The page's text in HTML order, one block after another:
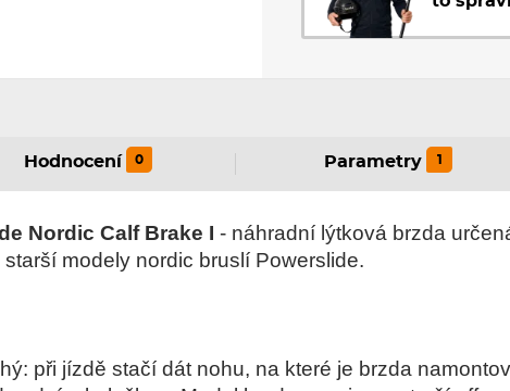
Hodnocení 0 Parametry 1
Nordic Calf Brake I - náhradní lýtková brzda
modely nordic bruslí Powerslide.
při jízdě stačí dát nohu, na které je brzda